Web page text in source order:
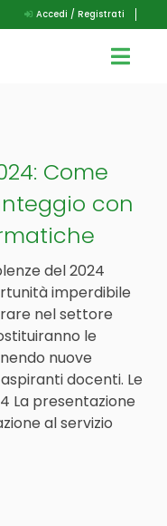
Accedi / Registrati
Come
con
del 2024
imperdibile
nel settore
le
nuove
docenti. Le
La presentazione
al servizio